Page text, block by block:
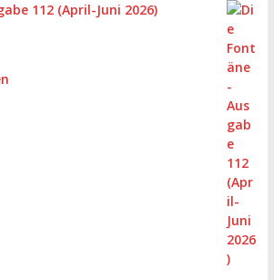
112 (April-Juni 2026)